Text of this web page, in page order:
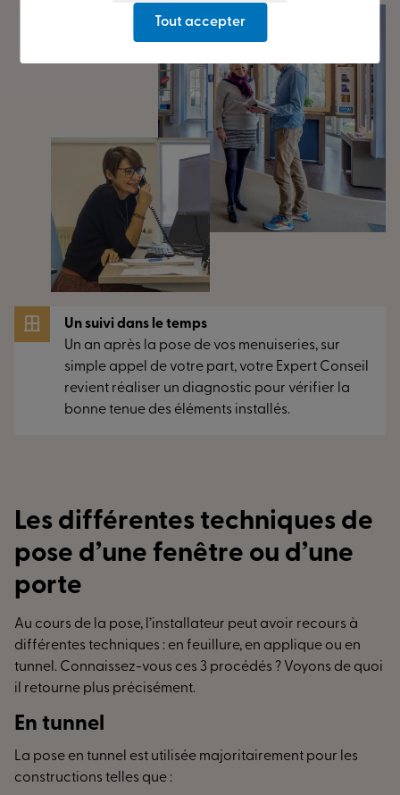
Un suivi dans le temps
Un an après la pose de vos menuiseries, sur
simple appel de votre part, votre Expert Conseil
revient réaliser un diagnostic pour vérifier la
bonne tenue des éléments installés.
Les différentes techniques de
pose d’une fenêtre ou d’une
porte
Au cours de la pose, l’installateur peut avoir recours à
différentes techniques : en feuillure, en applique ou en
tunnel. Connaissez-vous ces 3 procédés ? Voyons de quoi
il retourne plus précisément.
En tunnel
La pose en tunnel est utilisée majoritairement pour les
constructions telles que :
Tout accepter